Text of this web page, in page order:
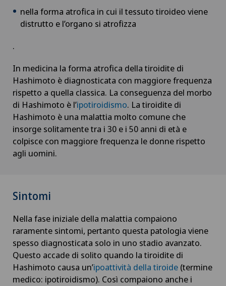
Capsulite adesiva o spalla congelata
Cardiologia interventistica
Check-up
Check-up per donne
Check-up per le imprese
Chirurgia aortica
Chirurgia del ginocchio
Chirurgia del gomito
nella forma atrofica in cui il tessuto tiroideo viene
distrutto e l’organo si atrofizza
.
In medicina la forma atrofica della tiroidite di
Hashimoto è diagnosticata con maggiore frequenza
rispetto a quella classica. La conseguenza del morbo
di Hashimoto è l’ipotiroidismo. La tiroidite di
Hashimoto è una malattia molto comune che
insorge solitamente tra i 30 e i 50 anni di età e
colpisce con maggiore frequenza le donne rispetto
agli uomini.
Sintomi
Nella fase iniziale della malattia compaiono
raramente sintomi, pertanto questa patologia viene
spesso diagnosticata solo in uno stadio avanzato.
Questo accade di solito quando la tiroidite di
Hashimoto causa un’ipoattività della tiroide (termine
medico: ipotiroidismo). Così compaiono anche i